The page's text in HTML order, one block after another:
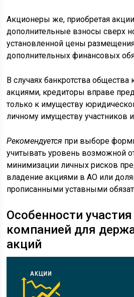
Акционеры же, приобретая
дополнительные взносы сверх
установленной цены
дополнительных финансовых
В случаях банкротства общества
акциями, кредиторы вправе
только к имуществу
личному имуществу участников
Рекомендуется при выборе
учитывать уровень возможной
минимизации личных рисков
владение акциями в АО или
прописанными уставными
Особенности
компанией для
акций